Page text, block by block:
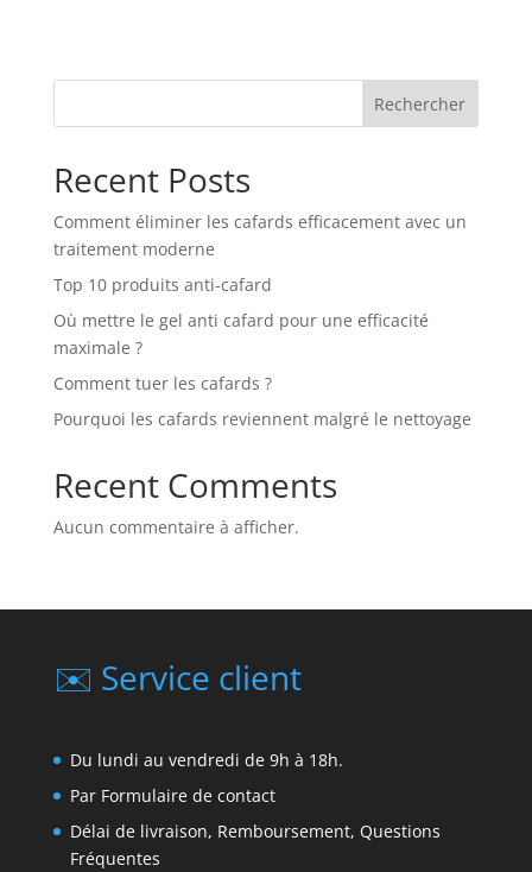
Rechercher
Recent Posts
Comment éliminer les cafards efficacement avec un
traitement moderne
Top 10 produits anti-cafard
Où mettre le gel anti cafard pour une efficacité
maximale ?
Comment tuer les cafards ?
Pourquoi les cafards reviennent malgré le nettoyage
Recent Comments
Aucun commentaire à afficher.
✉️ Service client
Du lundi au vendredi de 9h à 18h.
Par Formulaire de contact
Délai de livraison, Remboursement, Questions
Fréquentes